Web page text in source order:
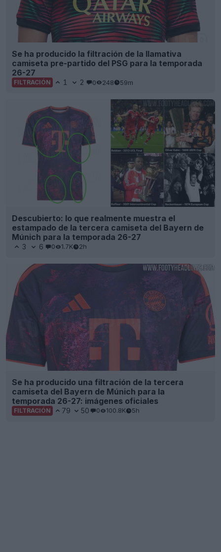
Se ha producido la filtración de la llamativa
camiseta pre-partido del PSG para la temporada
26-27
FILTRACIÓN 1 2 0 248 59m
Descubierto: lo que realmente muestra el
estampado de la tercera camiseta del Bayern de
Múnich para la temporada 26-27
3 6 0 1.7K 2h
Se ha producido una filtración de la tercera
camiseta del Bayern de Múnich para la
temporada 26-27: imágenes oficiales
FILTRACIÓN 79 50 0 100.8K 5h